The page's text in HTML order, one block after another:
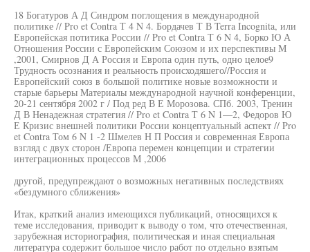
18 Богатуров А Д Синдром поглощения в международной
политике // Pro et Contra Т 4 N 4. Бордачев Т В Terra Incognita, или
Европейская потитика России // Pro et Contra Т 6 N 4, Борко Ю А
Отношения России с Европейским Союзом и их перспективы М
,2001, Смирнов Д А Россия и Европа один путь, одно целое9
Трудность осознания и реальность происходяшего//Россия и
Европейский союз в большой политике новые возможности и
старые барьеры Материалы международной научной конференции,
20-21 сентября 2002 г / Под ред В Е Морозова. СПб. 2003, Тренин
Д В Ненадежная стратегия // Pro et Contra Т 6 N 1—2, Федоров Ю
Е Кризис внешней политики России концептуальный аспект // Pro
et Contra Том 6 N 1 -2 Шмелев Н П Россия и современная Европа
взгляд с двух сторон /Европа перемен концепции и стратегии
интеграционных процессов М ,2006
другой, предупреждают о возможных негативных последствиях
«бездумного сближения»
Итак, краткий анализ имеющихся публикаций, относящихся к
теме исследования, приводит к выводу о том, что отечественная,
зарубежная историография, политическая и иная специальная
литература содержит большое число работ по отдельно взятым